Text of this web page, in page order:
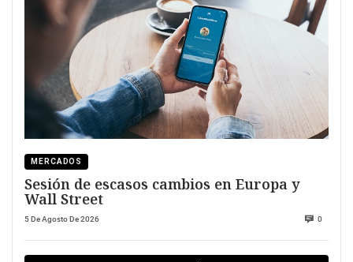
MERCADOS
Sesión de escasos cambios en Europa y
Wall Street
5 De Agosto De 2026 0